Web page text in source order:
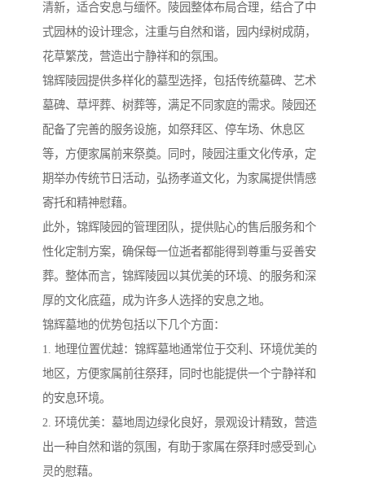
清新，适合安息与缅怀。陵园整体布局合理，结合了中
式园林的设计理念，注重与自然和谐，园内绿树成荫，
花草繁茂，营造出宁静祥和的氛围。
锦辉陵园提供多样化的墓型选择，包括传统墓碑、艺术
墓碑、草坪葬、树葬等，满足不同家庭的需求。陵园还
配备了完善的服务设施，如祭拜区、停车场、休息区
等，方便家属前来祭奠。同时，陵园注重文化传承，定
期举办传统节日活动，弘扬孝道文化，为家属提供情感
寄托和精神慰藉。
此外，锦辉陵园的管理团队，提供贴心的售后服务和个
性化定制方案，确保每一位逝者都能得到尊重与妥善安
葬。整体而言，锦辉陵园以其优美的环境、的服务和深
厚的文化底蕴，成为许多人选择的安息之地。
锦辉墓地的优势包括以下几个方面：
1. 地理位置优越：锦辉墓地通常位于交利、环境优美的
地区，方便家属前往祭拜，同时也能提供一个宁静祥和
的安息环境。
2. 环境优美：墓地周边绿化良好，景观设计精致，营造
出一种自然和谐的氛围，有助于家属在祭拜时感受到心
灵的慰藉。